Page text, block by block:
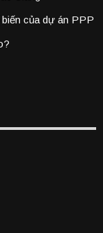
của dự án PPP